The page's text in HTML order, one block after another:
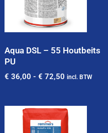
Aqua DSL – 55 Houtbeits
PU
€ 36,00 - € 72,50 incl. BTW